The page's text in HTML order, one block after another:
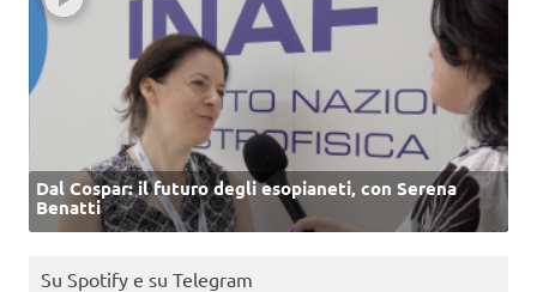
Dal Cospar: il futuro degli esopianeti, con Serena
Benatti
Su Spotify e su Telegram